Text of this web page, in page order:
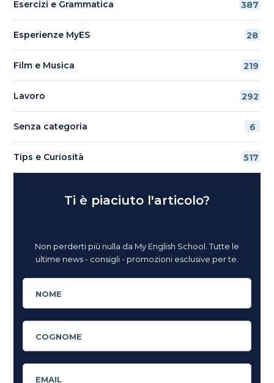
Esercizi e Grammatica 387
Esperienze MyES 28
Film e Musica 219
Lavoro 292
Senza categoria 6
Tips e Curiosità 517
Ti è piaciuto l'articolo?
Non perderti più nulla da My English School. Tutte le
ultime news - consigli - promozioni esclusive per te.